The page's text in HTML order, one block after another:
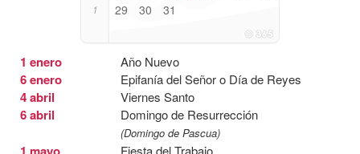
1 29 30 31
1 enero Año Nuevo
6 enero Epifanía del Señor o Día de Reyes
4 abril Viernes Santo
6 abril Domingo de Resurrección
(Domingo de Pascua)
1 mayo Fiesta del Trabajo